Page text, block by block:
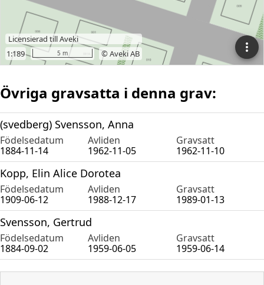
Övriga gravsatta i denna grav:
(svedberg) Svensson, Anna
Födelsedatum Avliden
Gravsatt
1884-11-14
1962-11-05 1962-11-10
Kopp, Elin Alice Dorotea
Födelsedatum Avliden
Gravsatt
1909-06-12
1988-12-17 1989-01-13
Svensson, Gertrud
Födelsedatum Avliden
Gravsatt
1884-09-02
1959-06-05 1959-06-14